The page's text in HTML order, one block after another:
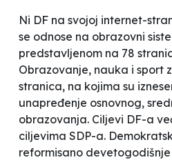
Ni DF na svojoj internet-
se odnose na obrazovni
predstavljenom na 78
Obrazovanje, nauka i sport
stranica, na kojima su
unapređenje osnovnog,
obrazovanja. Ciljevi DF-a
ciljevima SDP-a.
reformisano